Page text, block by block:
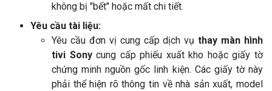
không bị "bết" hoặc mất chi tiết.
Yêu cầu tài liệu:
Yêu cầu đơn vị cung cấp dịch vụthay màn hình
tivi Sonycung cấp phiếu xuất kho hoặc giấy tờ
chứng minh nguồn gốc linh kiện. Các giấy tờ này
phải thể hiện rõ thông tin về nhà sản xuất, model